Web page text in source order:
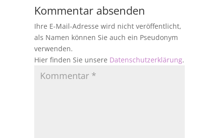
Kommentar absenden
Ihre E-Mail-Adresse wird nicht veröffentlicht,
als Namen können Sie auch ein Pseudonym
verwenden.
Hier finden Sie unsere Datenschutzerklärung.